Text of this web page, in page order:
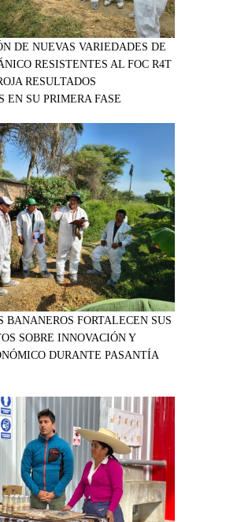
DE NUEVAS VARIEDADES DE
RESISTENTES AL FOC R4T
RESULTADOS
EN SU PRIMERA FASE
BANANEROS FORTALECEN SUS
SOBRE INNOVACIÓN Y
DURANTE PASANTÍA